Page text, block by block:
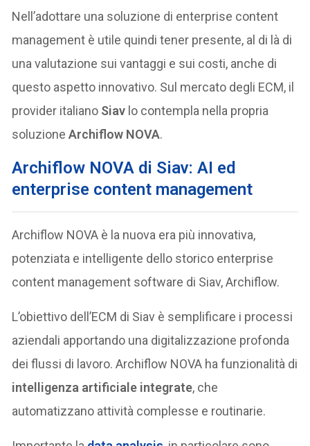
Nell’adottare una soluzione di enterprise content
management è utile quindi tener presente, al di là di
una valutazione sui vantaggi e sui costi, anche di
questo aspetto innovativo. Sul mercato degli ECM, il
provider italiano Siav lo contempla nella propria
soluzioneArchiflow NOVA.
Archiflow NOVA di Siav: AI ed
enterprise content management
Archiflow NOVA è la nuova era più innovativa,
potenziata e intelligente dello storico enterprise
content management software di Siav, Archiflow.
L’obiettivo dell’ECM di Siav è semplificare i processi
aziendali apportando una digitalizzazione profonda
dei flussi di lavoro. Archiflow NOVA ha funzionalità di
intelligenza artificiale integrate, che
automatizzano attività complesse e routinarie.